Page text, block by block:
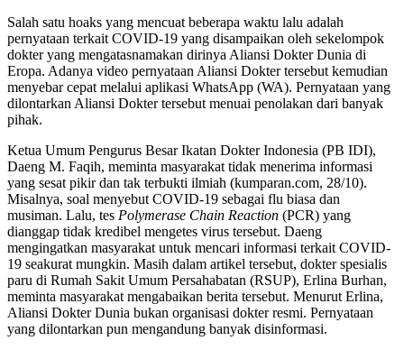
Salah satu hoaks yang mencuat beberapa waktu lalu adalah
pernyataan terkait COVID-19 yang disampaikan oleh sekelompok
dokter yang mengatasnamakan dirinya Aliansi Dokter Dunia di
Eropa. Adanya video pernyataan Aliansi Dokter tersebut kemudian
menyebar cepat melalui aplikasi WhatsApp (WA). Pernyataan yang
dilontarkan Aliansi Dokter tersebut menuai penolakan dari banyak
pihak.
Ketua Umum Pengurus Besar Ikatan Dokter Indonesia (PB IDI),
Daeng M. Faqih, meminta masyarakat tidak menerima informasi
yang sesat pikir dan tak terbukti ilmiah (kumparan.com, 28/10).
Misalnya, soal menyebut COVID-19 sebagai flu biasa dan
musiman. Lalu, tes Polymerase Chain Reaction (PCR) yang
dianggap tidak kredibel mengetes virus tersebut. Daeng
mengingatkan masyarakat untuk mencari informasi terkait COVID-
19 seakurat mungkin. Masih dalam artikel tersebut, dokter spesialis
paru di Rumah Sakit Umum Persahabatan (RSUP), Erlina Burhan,
meminta masyarakat mengabaikan berita tersebut. Menurut Erlina,
Aliansi Dokter Dunia bukan organisasi dokter resmi. Pernyataan
yang dilontarkan pun mengandung banyak disinformasi.